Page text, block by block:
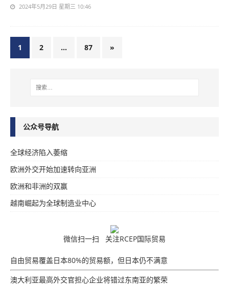
2024年5月29日 星期三 10:46
1 2 … 87 »
公众号导航
全球经济陷入萎缩
欧洲外交开始加速转向亚洲
欧洲和非洲的双赢
越南崛起为全球制造业中心
微信扫一扫 关注RCEP国际贸易
自由贸易覆盖日本80%的贸易额，但日本仍不满意
澳大利亚最高外交官担心企业将错过东南亚的繁荣